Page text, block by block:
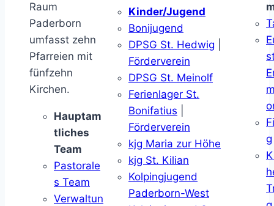
Raum
Paderborn
umfasst zehn
Pfarreien mit
fünfzehn
Kirchen.
Hauptam
tliches
Team
Pastorale
s Team
Verwaltun
Kinder/Jugend
Bonijugend
DPSG St. Hedwig
Förderverein
DPSG St. Meinolf
Ferienlager St.
Bonifatius
Förderverein
kjg Maria zur Höhe
kjg St. Kilian
Kolpingjugend
Paderborn-West
g